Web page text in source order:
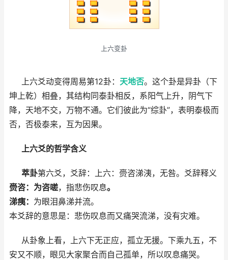
上六变卦
上六爻动变得周易第12卦： 天地否。这个卦是异卦（下
坤上乾）相叠，其结构同泰卦相反，系阳气上升，阴气下
降，天地不交，万物不通。它们彼此为“综卦”，表明泰极而
否，否极泰来，互为因果。
上六爻的哲学含义
萃卦第六爻，爻辞：上六：赍咨涕洟，无咎。爻辞释义
赍咨：为咨嗟，指悲伤叹息。
涕痍： 为眼泪鼻涕并流。
本爻辞的意思是：悲伤叹息而又痛哭流涕，没有灾难。
从卦象上看，上六下无正应，孤立无援。下乘九五，不
安又不顺，眼见大家聚合而自己孤单，所以叹息痛哭。